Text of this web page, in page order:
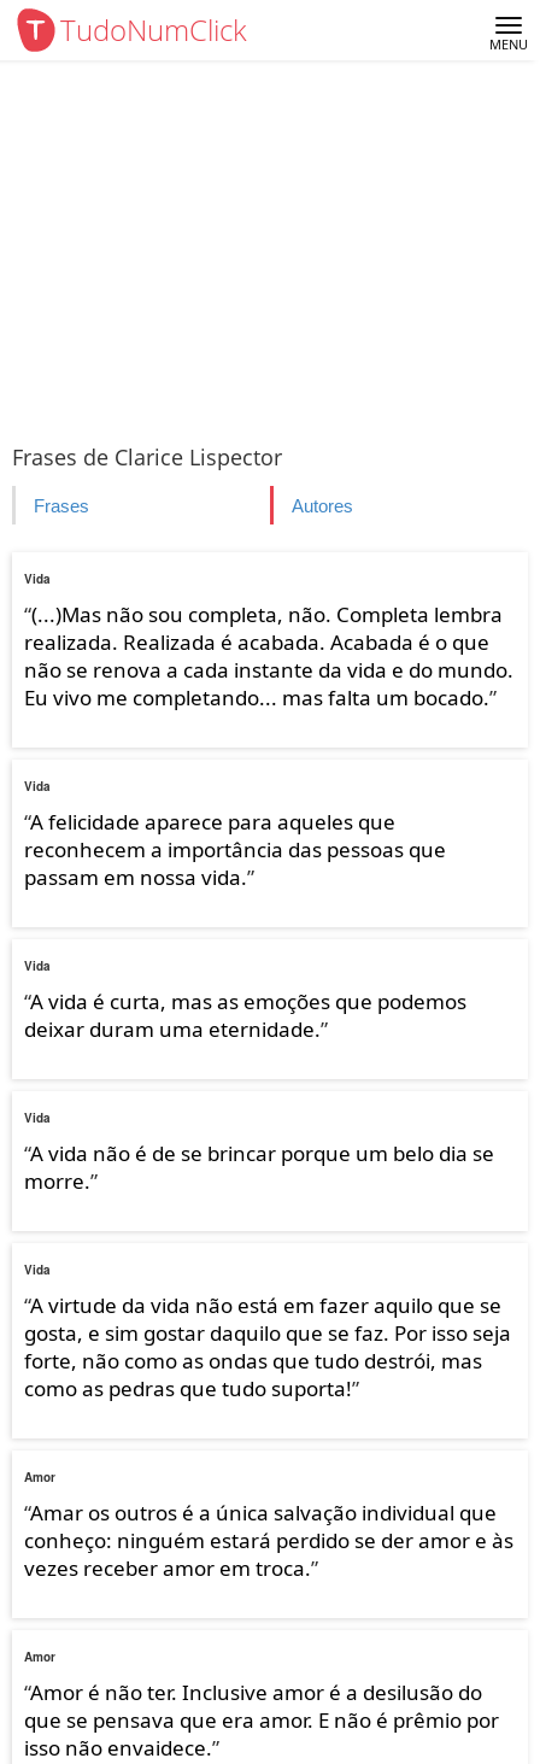
TudoNumClick MENU
Frases de Clarice Lispector
Frases Autores
Vida
“(...)Mas não sou completa, não. Completa lembra
realizada. Realizada é acabada. Acabada é o que
não se renova a cada instante da vida e do mundo.
Eu vivo me completando... mas falta um bocado.”
Vida
“A felicidade aparece para aqueles que
reconhecem a importância das pessoas que
passam em nossa vida.”
Vida
“A vida é curta, mas as emoções que podemos
deixar duram uma eternidade.”
Vida
“A vida não é de se brincar porque um belo dia se
morre.”
Vida
“A virtude da vida não está em fazer aquilo que se
gosta, e sim gostar daquilo que se faz. Por isso seja
forte, não como as ondas que tudo destrói, mas
como as pedras que tudo suporta!”
Amor
“Amar os outros é a única salvação individual que
conheço: ninguém estará perdido se der amor e às
vezes receber amor em troca.”
Amor
“Amor é não ter. Inclusive amor é a desilusão do
que se pensava que era amor. E não é prêmio por
isso não envaidece.”